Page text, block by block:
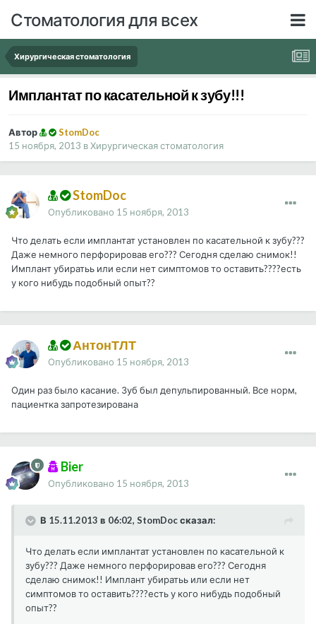
Стоматология для всех
Хирургическая стоматология
Имплантат по касательной к зубу!!!
Автор
StomDoc
15 ноября, 2013 вХирургическая стоматология
StomDoc
Опубликовано 15 ноября, 2013
Что делать если имплантат установлен по касательной к зубу???
Даже немного перфорировав его??? Сегодня сделаю снимок!!
Имплант убиратьь или если нет симптомов то оставить????есть
у кого нибудь подобный опыт??
АнтонТЛТ
Опубликовано 15 ноября, 2013
Один раз было касание. Зуб был депульпированный. Все норм,
пациентка запротезирована
Bier
Опубликовано 15 ноября, 2013
В 15.11.2013 в 06:02, StomDoc сказал:
Что делать если имплантат установлен по касательной к
зубу??? Даже немного перфорировав его??? Сегодня
сделаю снимок!! Имплант убиратьь или если нет
симптомов то оставить????есть у кого нибудь подобный
опыт??